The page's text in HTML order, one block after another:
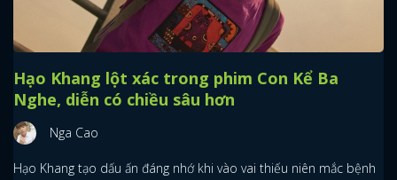
Hạo Khang lột xác trong phim Con Kể Ba
Nghe, diễn có chiều sâu hơn
Nga Cao
Hạo Khang tạo dấu ấn đáng nhớ khi vào vai thiếu niên mắc bệnh